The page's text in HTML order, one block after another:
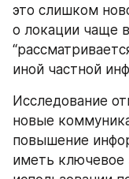
это слишком
о локации чаще
иной частной
Исследование
новые
повышение
иметь ключевое